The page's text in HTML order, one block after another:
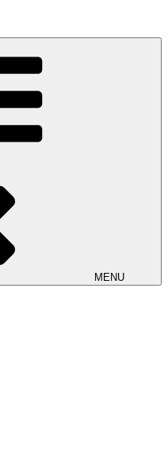
ンゴによるバンドプロジェク
ライブ情報、リリース情
MENU